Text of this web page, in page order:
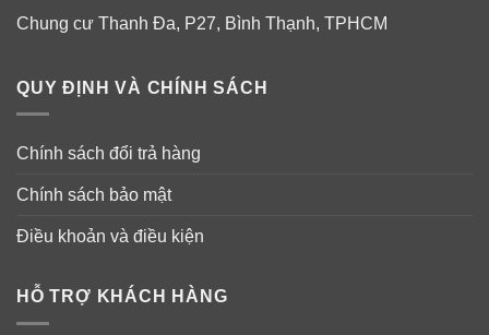
Chung cư Thanh Đa, P27, Bình Thạnh, TPHCM
QUY ĐỊNH VÀ CHÍNH SÁCH
Chính sách đổi trả hàng
Chính sách bảo mật
Điều khoản và điều kiện
HỖ TRỢ KHÁCH HÀNG